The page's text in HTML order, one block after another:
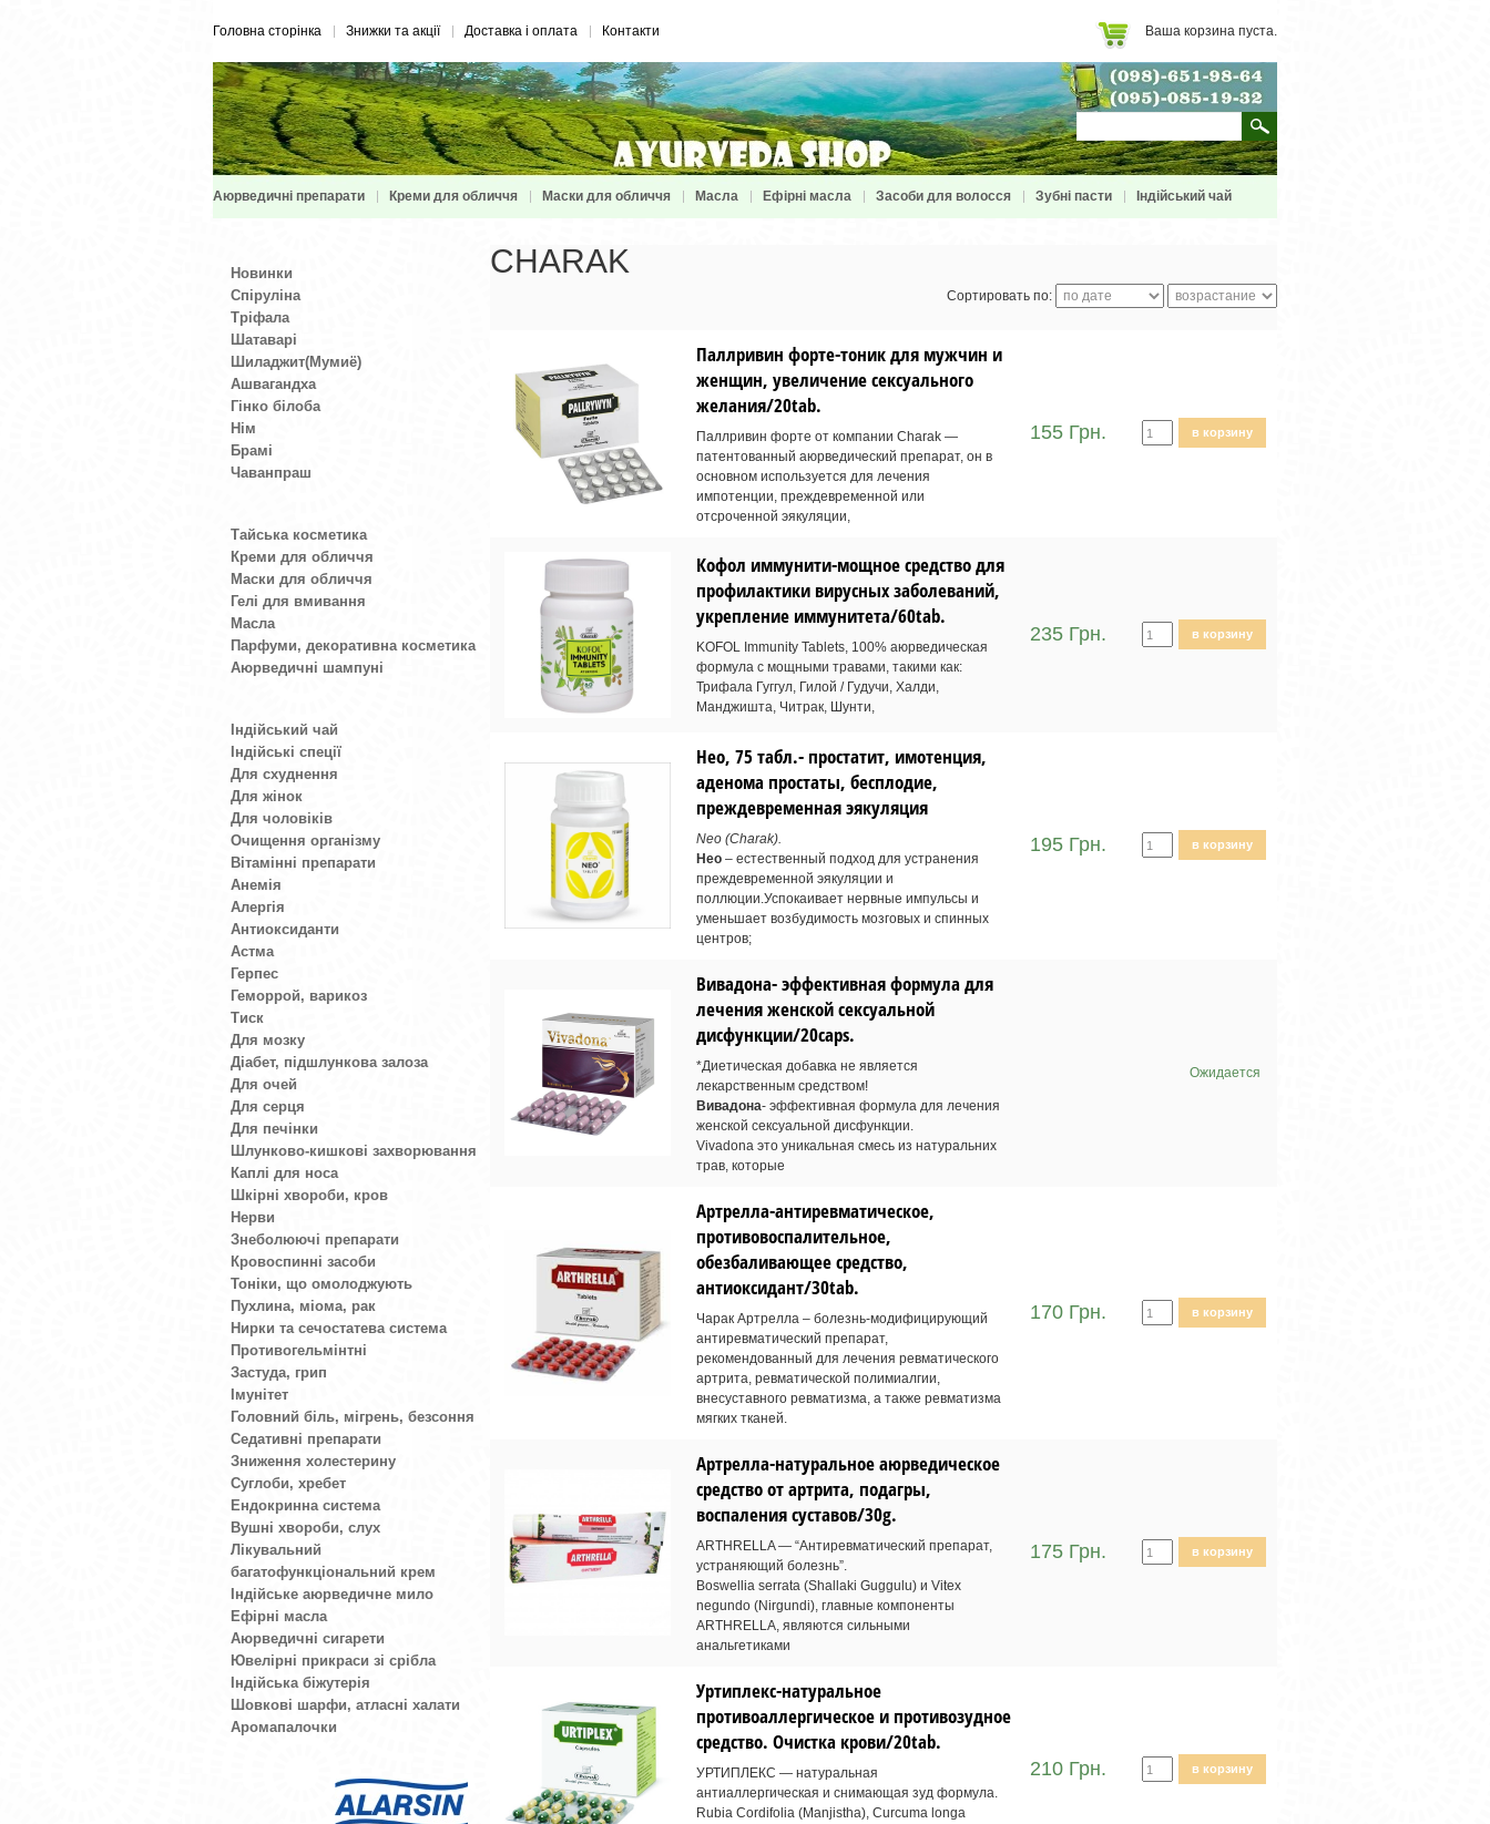
Ваша корзина пуста.
Головна сторінка Знижки та акції Доставка і оплата Контакти
Аюрведичні препарати Креми для обличчя Маски для обличчя Масла Ефірні масла Засоби для волосся Зубні пасти Індійський чай
Новинки
Спіруліна
Тріфала
Шатаварі
Шиладжит(Мумиё)
Ашвагандха
Гінко білоба
Нім
Брамі
Чаванпраш
Тайська косметика
Креми для обличчя
Маски для обличчя
Гелі для вмивання
Масла
Парфуми, декоративна косметика
Аюрведичні шампуні
Індійський чай
Індійські спеції
Для схуднення
Для жінок
Для чоловіків
Очищення організму
Вітамінні препарати
Анемія
Алергія
Антиоксиданти
Астма
Герпес
Геморрой, варикоз
Тиск
Для мозку
Діабет, підшлункова залоза
Для очей
Для серця
Для печінки
Шлунково-кишкові захворювання
Каплі для носа
Шкірні хвороби, кров
Нерви
Знеболюючі препарати
Кровоспинні засоби
Тоніки, що омолоджують
Пухлина, міома, рак
Нирки та сечостатева система
Противогельмінтні
Застуда, грип
Імунітет
Головний біль, мігрень, безсоння
Седативні препарати
Зниження холестерину
Суглоби, хребет
Ендокринна система
Вушні хвороби, слух
Лікувальний
багатофункціональний крем
Індійське аюрведичне мило
Ефірні масла
Аюрведичні сигарети
Ювелірні прикраси зі срібла
Індійська біжутерія
Шовкові шарфи, атласні халати
Аромапалочки
CHARAK
Сортировать по:
Паллривин форте-тоник для мужчин и
женщин, увеличение сексуального
желания/20tab.
Паллривин форте от компании Charak —
патентованный аюрведический препарат, он в
основном используется для лечения
импотенции, преждевременной или
отсроченной эякуляции,
155 Грн. в корзину
Кофол иммунити-мощное средство для
профилактики вирусных заболеваний,
укрепление иммунитета/60tab.
KOFOL Immunity Tablets, 100% аюрведическая
формула с мощными травами, такими как:
Трифала Гуггул, Гилой / Гудучи, Халди,
Манджишта, Читрак, Шунти,
235 Грн. в корзину
Нео, 75 табл.- простатит, имотенция,
аденома простаты, бесплодие,
преждевременная эякуляция
Neo (Charak).
Нео – естественный подход для устранения
преждевременной эякуляции и
поллюции.Успокаивает нервные импульсы и
уменьшает возбудимость мозговых и спинных
центров;
195 Грн. в корзину
Вивадона- эффективная формула для
лечения женской сексуальной
дисфункции/20caps.
*Диетическая добавка не является
лекарственным средством!
Вивадона- эффективная формула для лечения
женской сексуальной дисфункции.
Vivadona это уникальная смесь из натуральних
трав, которые
Ожидается
Артрелла-антиревматическое,
противовоспалительное,
обезбаливающее средство,
антиоксидант/30tab.
Чарак Артрелла – болезнь-модифицирующий
антиревматический препарат,
рекомендованный для лечения ревматического
артрита, ревматической полимиалгии,
внесуставного ревматизма, а также ревматизма
мягких тканей.
170 Грн. в корзину
Артрелла-натуральное аюрведическое
средство от артрита, подагры,
воспаления суставов/30g.
ARTHRELLA — “Антиревматический препарат,
устраняющий болезнь”.
Boswellia serrata (Shallaki Guggulu) и Vitex
negundo (Nirgundi), главные компоненты
ARTHRELLA, являются сильными
анальгетиками
175 Грн. в корзину
Уртиплекс-натуральное
противоаллергическое и противозудное
средство. Очистка крови/20tab.
УРТИПЛЕКС — натуральная
антиаллергическая и снимающая зуд формула.
Rubia Cordifolia (Manjistha), Curcuma longa
210 Грн. в корзину